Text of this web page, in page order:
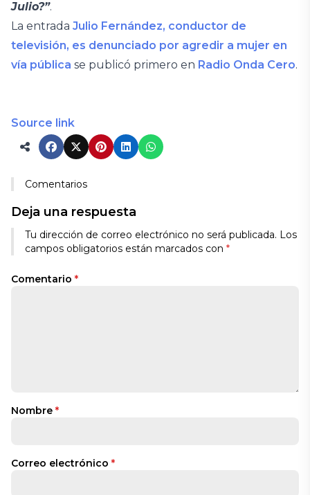
Julio?”.
La entrada Julio Fernández, conductor de
televisión, es denunciado por agredir a mujer en
vía pública se publicó primero en Radio Onda Cero.
Source link
Comentarios
Deja una respuesta
Tu dirección de correo electrónico no será publicada. Los
campos obligatorios están marcados con *
Comentario *
Nombre *
Correo electrónico *